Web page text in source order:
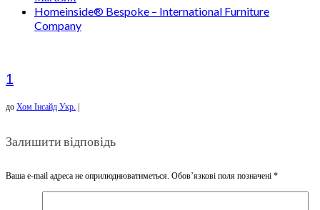
Homeinside® Bespoke – International Furniture
Company
1
до Хом Інсайд Укр.
Залишити відповідь
Ваша e-mail адреса не оприлюднюватиметься. Обов’язкові поля позначені *